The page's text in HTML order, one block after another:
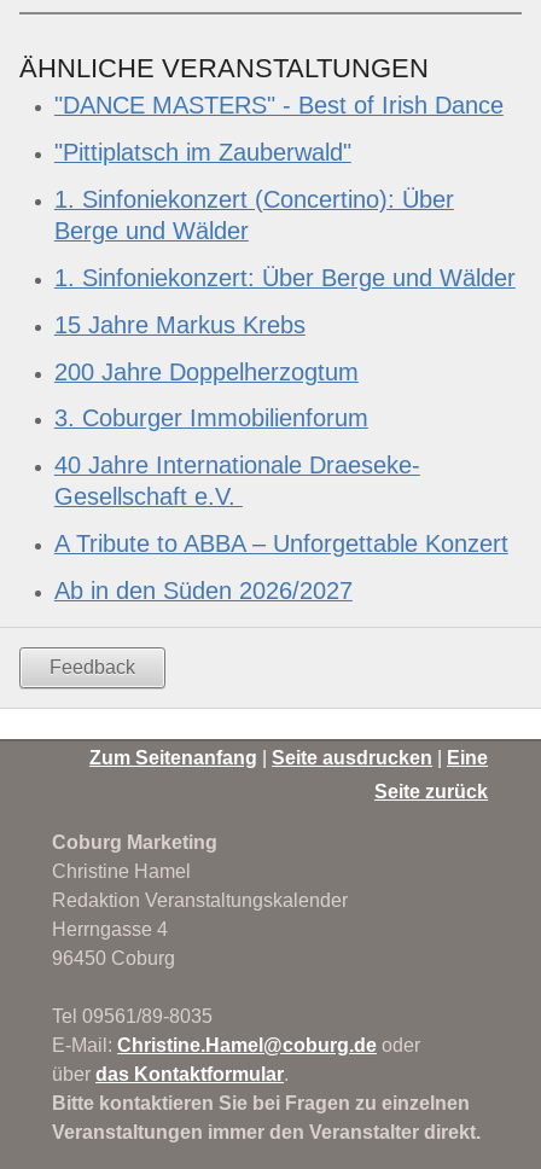
ÄHNLICHE VERANSTALTUNGEN
"DANCE MASTERS" - Best of Irish Dance
"Pittiplatsch im Zauberwald"
1. Sinfoniekonzert (Concertino): Über
Berge und Wälder
1. Sinfoniekonzert: Über Berge und Wälder
15 Jahre Markus Krebs
200 Jahre Doppelherzogtum
3. Coburger Immobilienforum
40 Jahre Internationale Draeseke-
Gesellschaft e.V.
A Tribute to ABBA – Unforgettable Konzert
Ab in den Süden 2026/2027
Feedback
Zum Seitenanfang |Seite ausdrucken
Eine
Seite zurück
Coburg Marketing
Christine Hamel
Redaktion Veranstaltungskalender
Herrngasse 4
96450 Coburg
Tel 09561/89-8035
E-Mail:Christine.Hamel@coburg.de oder
überdas Kontaktformular.
Bitte kontaktieren Sie bei Fragen zu einzelnen
Veranstaltungen immer den Veranstalter direkt.